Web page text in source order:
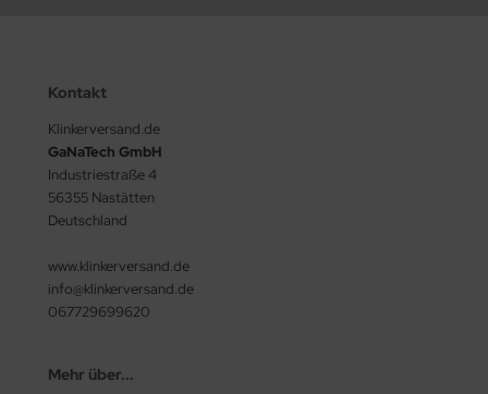
Kontakt
Klinkerversand.de
GaNaTech GmbH
Industriestraße 4
56355 Nastätten
Deutschland
www.klinkerversand.de
info@klinkerversand.de
067729699620
Mehr über...